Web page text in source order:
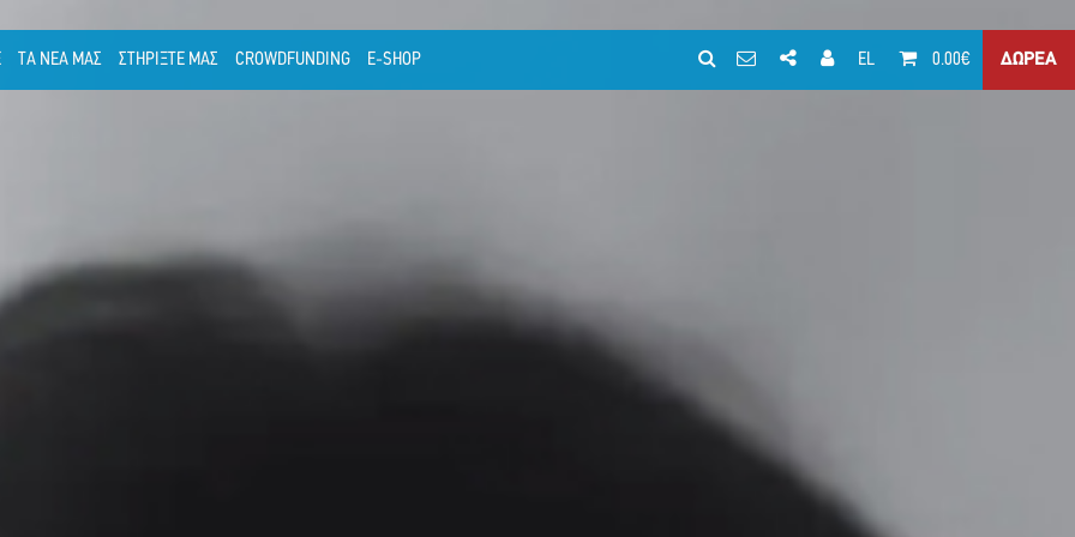
ΤΑ ΝΕΑ ΜΑΣ ΣΤΗΡΙΞΤΕ ΜΑΣ CROWDFUNDING E-SHOP EL 0.00€ ΔΩΡΕΑ